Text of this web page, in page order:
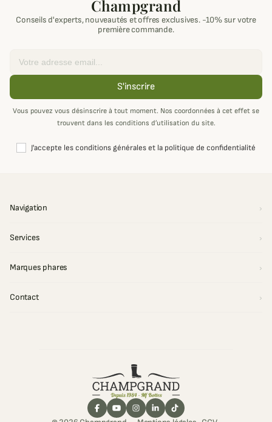
Champgrand
Conseils d'experts, nouveautés et offres exclusives. -10% sur votre
première commande.
S'inscrire
Vous pouvez vous désinscrire à tout moment. Nos coordonnées à cet effet se
trouvent dans les conditions d’utilisation du site.
J'accepte les conditions générales et la politique de confidentialité
Navigation
Services
Marques phares
Contact